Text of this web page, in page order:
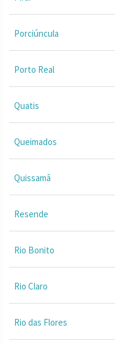
Porciúncula
Porto Real
Quatis
Queimados
Quissamã
Resende
Rio Bonito
Rio Claro
Rio das Flores